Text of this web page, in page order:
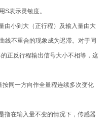
S表示灵敏度。
由小到大（正行程）及输入量由大
线不重合的现象成为迟滞。对于同
正反行程输出信号大小不相等，这
按同一方向作全量程连续多次变化
指在输入量不变的情况下，传感器